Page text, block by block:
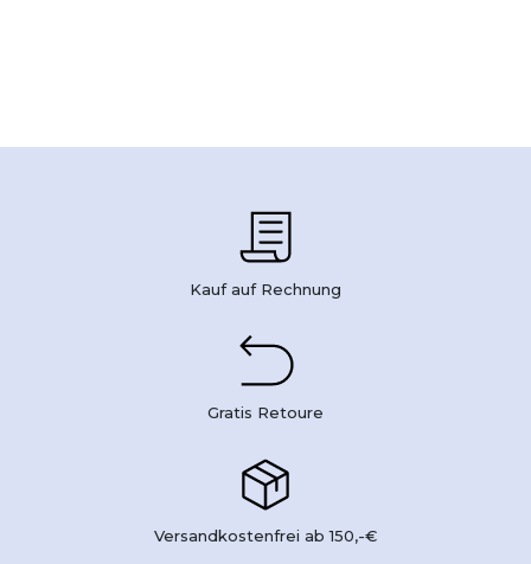
Kauf auf Rechnung
Gratis Retoure
Versandkostenfrei ab 150,-€